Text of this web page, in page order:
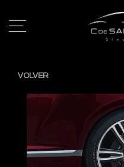
VOLVER